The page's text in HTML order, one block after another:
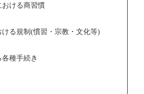
ける商習慣
る規制(慣習・宗教・文化等)
種手続き